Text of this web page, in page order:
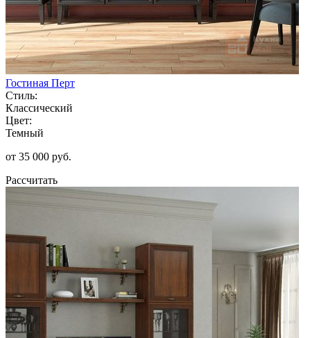
Гостиная Перт
Стиль:
Классический
Цвет:
Темный
от 35 000 руб.
Рассчитать